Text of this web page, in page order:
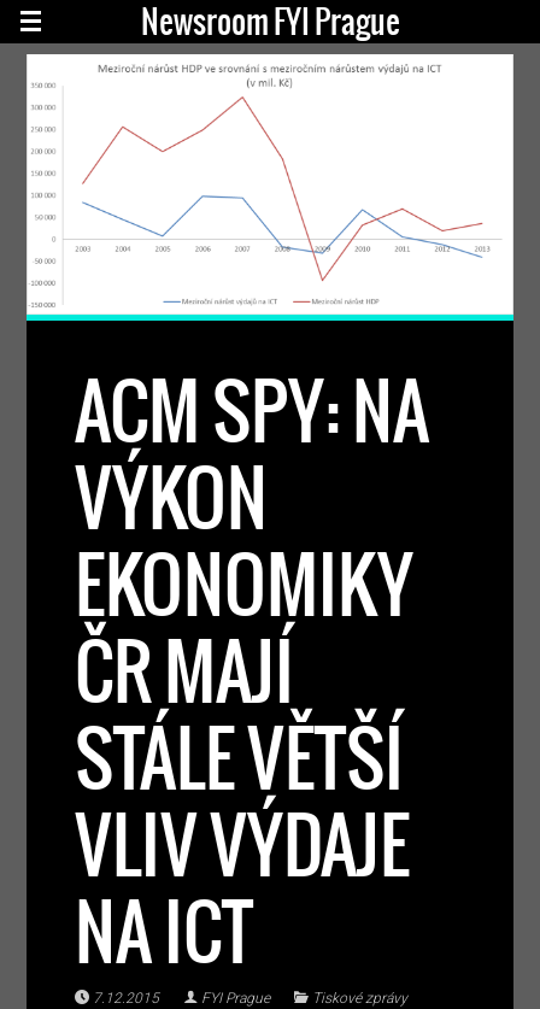
Newsroom FYI Prague
ACM SPY: NA
VÝKON
EKONOMIKY
ČR MAJÍ
STÁLE VĚTŠÍ
VLIV VÝDAJE
NA ICT
7.12.2015 FYI Prague Tiskové zprávy